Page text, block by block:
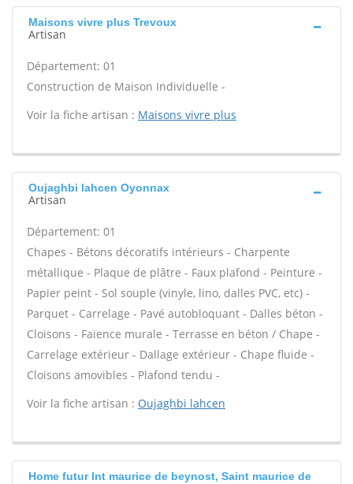
Maisons vivre plus Trevoux
Artisan
Département: 01
Construction de Maison Individuelle -
Voir la fiche artisan : Maisons vivre plus
Oujaghbi lahcen Oyonnax
Artisan
Département: 01
Chapes - Bétons décoratifs intérieurs - Charpente
métallique - Plaque de plâtre - Faux plafond - Peinture -
Papier peint - Sol souple (vinyle, lino, dalles PVC, etc) -
Parquet - Carrelage - Pavé autobloquant - Dalles béton -
Cloisons - Faïence murale - Terrasse en béton / Chape -
Carrelage extérieur - Dallage extérieur - Chape fluide -
Cloisons amovibles - Plafond tendu -
Voir la fiche artisan : Oujaghbi lahcen
Home futur Int maurice de beynost, Saint maurice de